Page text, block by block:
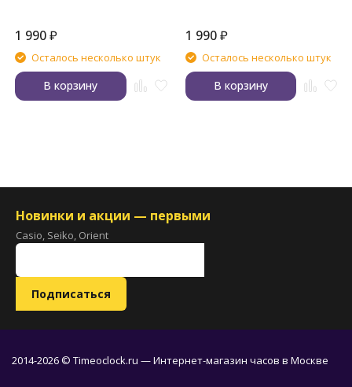
1 990₽
Осталось несколько штук
В корзину
1 990 ₽
Осталось несколько штук
В корзину
Новинки и акции — первыми
Casio, Seiko, Orient
2014-2026 © Timeoclock.ru — Интернет-магазин часов в Москве